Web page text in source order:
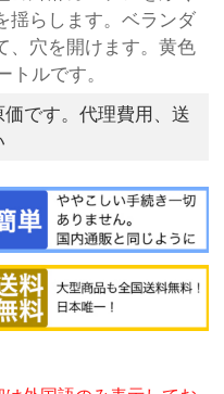
揺らします。ベランダ
、穴を開けます。黄色
ルです。
です。代理費用、送